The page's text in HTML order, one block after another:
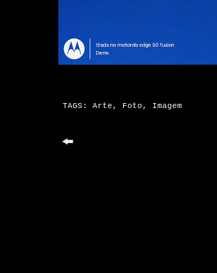
TAGS: Arte , Foto , Imagem